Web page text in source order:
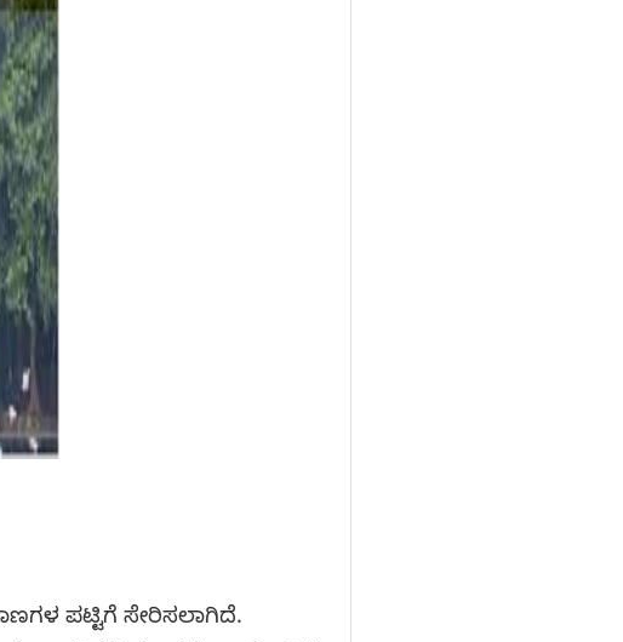
ಪಟ್ಟಿಗೆ ಸೇರಿಸಲಾಗಿದೆ.